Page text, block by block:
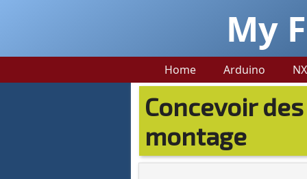
My
Home Arduino
Concevoir
montage